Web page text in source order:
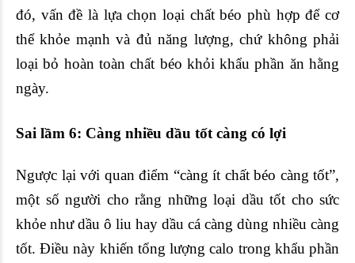
đó, vấn đề là lựa chọn loại chất béo phù hợp để cơ
thể khỏe mạnh và đủ năng lượng, chứ không phải
loại bỏ hoàn toàn chất béo khỏi khẩu phần ăn hằng
ngày.
Sai lầm 6: Càng nhiều dầu tốt càng có lợi
Ngược lại với quan điểm “càng ít chất béo càng tốt”,
một số người cho rằng những loại dầu tốt cho sức
khỏe như dầu ô liu hay dầu cá càng dùng nhiều càng
tốt. Điều này khiến tổng lượng calo trong khẩu phần